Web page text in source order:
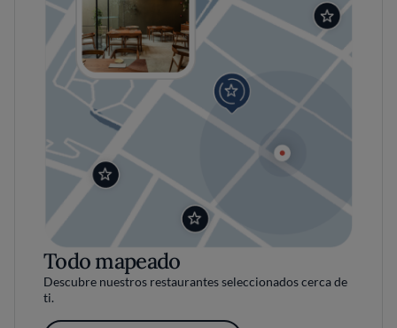
Todo mapeado
Descubre nuestros restaurantes seleccionados cerca de
ti.